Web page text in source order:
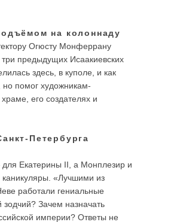
на колоннаду
Огюсту Монферрану
три предыдущих Исаакиевских
здесь, в куполе, и как
помог художникам-
его создателях и
Петербурга
Екатерины II, а Монплезир и
«Лучшими из
работали гениальные
зодчий? Зачем назначать
империи? Ответы не